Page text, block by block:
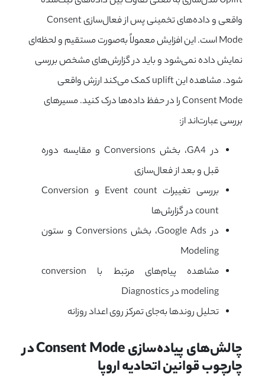
واقعی و داده‌های تخمینی پس از فعال‌سازی Consent
Mode است. این افزایش معمولاً به‌صورت مستقیم و لحظه‌ای
نمایش داده نمی‌شود و باید در گزارش‌های مشخص بررسی
شود. مشاهده این uplift کمک می‌کند ارزش واقعی
Consent Mode را در حفظ داده‌ها درک کنید. مسیرهای
بررسی عبارت‌اند از:
در GA4، بخش Conversions و مقایسه دوره
قبل و بعد از فعال‌سازی
بررسی تغییرات Event count و Conversion
count در گزارش‌ها
در Google Ads، بخش Conversions و ستون
Modeling
مشاهده پیام‌های مرتبط با conversion
modeling در Diagnostics
تحلیل روندها به‌جای تمرکز روی اعداد روزانه
چالش‌های پیاده‌سازی Consent Mode در
چارچوب قوانین اتحادیه اروپا